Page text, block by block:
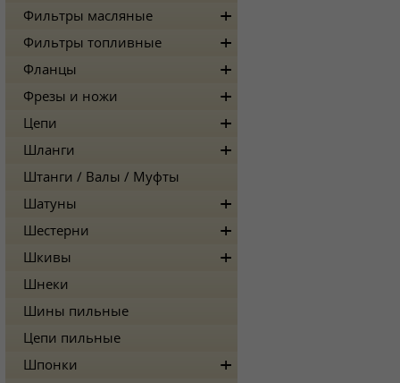
Фильтры масляные
Фильтры топливные
Фланцы
Фрезы и ножи
Цепи
Шланги
Штанги / Валы / Муфты
Шатуны
Шестерни
Шкивы
Шнеки
Шины пильные
Цепи пильные
Шпонки